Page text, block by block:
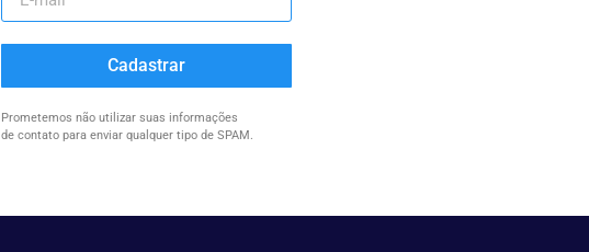
Cadastrar
Prometemos não utilizar suas informações
de contato para enviar qualquer tipo de SPAM.